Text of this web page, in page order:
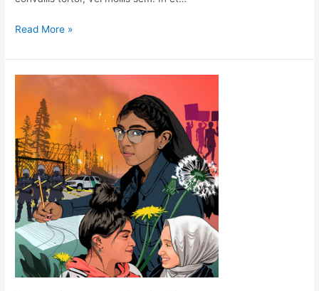
Read More »
Drawings
Paintings